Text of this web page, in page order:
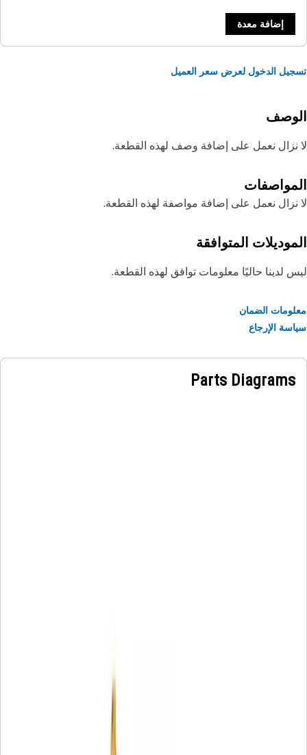
إضافة معدة
الدخول لعرض سعر العميل
نزال نعمل على إضافة وصف لهذه القطعة.
نعمل على إضافة مواصفة لهذه القطعة.
المتوافقة
لدينا حاليًا معلومات توافق لهذه القطعة.
الضمان
الإرجاع
Parts Diagrams